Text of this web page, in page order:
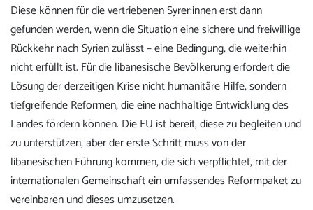
Diese können für die vertriebenen Syrer:innen erst dann
gefunden werden, wenn die Situation eine sichere und freiwillige
Rückkehr nach Syrien zulässt – eine Bedingung, die weiterhin
nicht erfüllt ist. Für die libanesische Bevölkerung erfordert die
Lösung der derzeitigen Krise nicht humanitäre Hilfe, sondern
tiefgreifende Reformen, die eine nachhaltige Entwicklung des
Landes fördern können. Die EU ist bereit, diese zu begleiten und
zu unterstützen, aber der erste Schritt muss von der
libanesischen Führung kommen, die sich verpflichtet, mit der
internationalen Gemeinschaft ein umfassendes Reformpaket zu
vereinbaren und dieses umzusetzen.